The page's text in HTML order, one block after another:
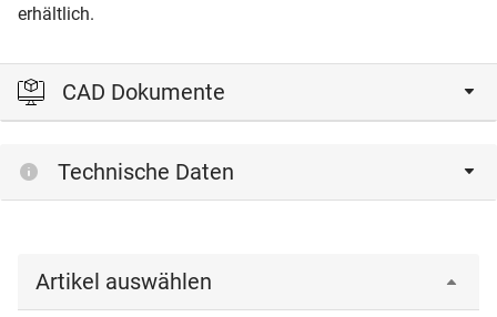
erhältlich.
CAD Dokumente
herunterladen zu können.
Technische Daten
Artikel auswählen